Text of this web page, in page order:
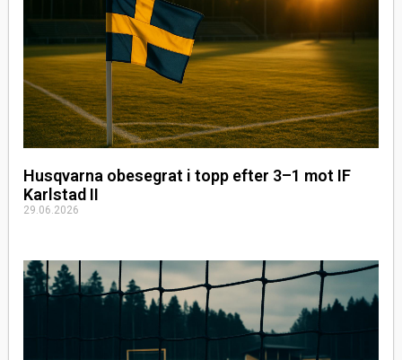
Husqvarna obesegrat i topp efter 3–1 mot IF
Karlstad II
29.06.2026